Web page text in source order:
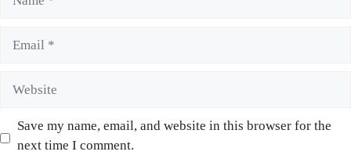
Save my name, email, and website in this browser for the
next time I comment.